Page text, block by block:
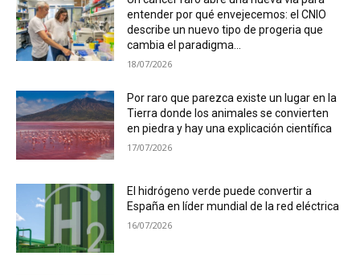
entender por qué envejecemos: el CNIO
describe un nuevo tipo de progeria que
cambia el paradigma...
18/07/2026
Por raro que parezca existe un lugar en la
Tierra donde los animales se convierten
en piedra y hay una explicación científica
17/07/2026
El hidrógeno verde puede convertir a
España en líder mundial de la red eléctrica
16/07/2026